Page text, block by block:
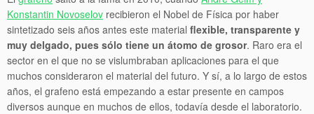
Konstantin Novoselov recibieron el Nobel de Física por haber
sintetizado seis años antes este material flexible, transparente y
muy delgado, pues sólo tiene un átomo de grosor. Raro era el
sector en el que no se vislumbraban aplicaciones para el que
muchos consideraron el material del futuro. Y sí, a lo largo de estos
años, el grafeno está empezando a estar presente en campos
diversos aunque en muchos de ellos, todavía desde el laboratorio.